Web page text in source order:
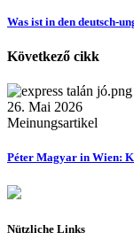
Was ist in den deutsch-
Következő cikk
26. Mai 2026
Meinungsartikel
Péter Magyar in Wien:
Nützliche Links